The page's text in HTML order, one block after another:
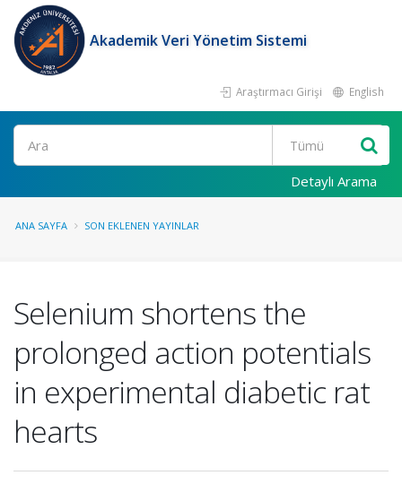
Akademik Veri Yönetim Sistemi
Araştırmacı Girişi English
Ara
Detaylı Arama
ANA SAYFA SON EKLENEN YAYINLAR
Selenium shortens the
prolonged action potentials
in experimental diabetic rat
hearts